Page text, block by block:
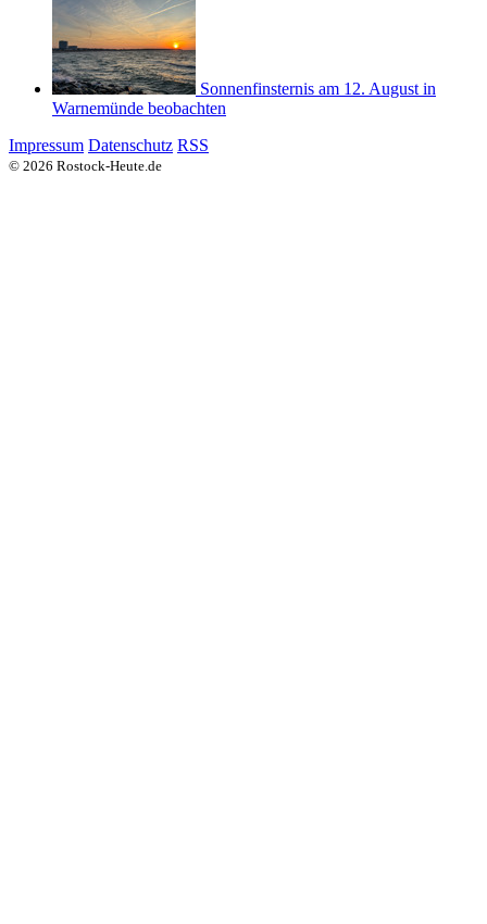
Sonnenfinsternis am 12. August in
Warnemünde beobachten
Impressum Datenschutz RSS
© 2026 Rostock-Heute.de